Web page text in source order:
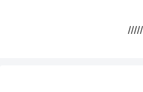
/////